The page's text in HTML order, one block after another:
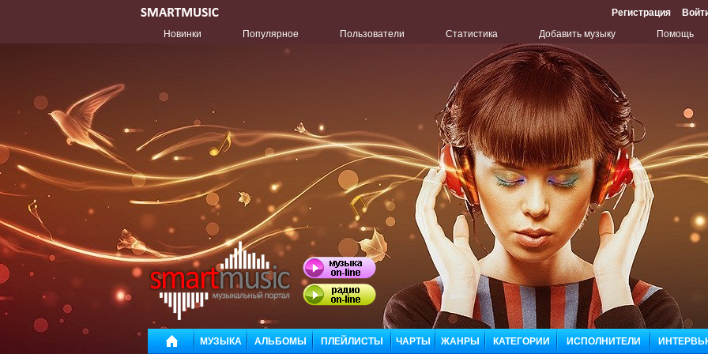
Регистрация
Новинки
Популярное Пользователи Статистика Добавить музыку Помощь
МУЗЫКА АЛЬБОМЫ ПЛЕЙЛИСТЫ ЧАРТЫ ЖАНРЫ КАТЕГОРИИ ИСПОЛНИТЕЛИ